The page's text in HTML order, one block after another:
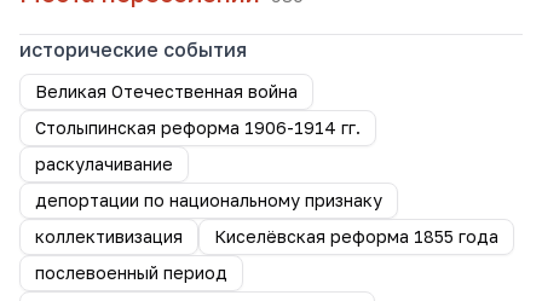
исторические события
Великая Отечественная война
Столыпинская реформа 1906-1914 гг.
раскулачивание
депортации по национальному признаку
коллективизация
Киселёвская реформа 1855 года
послевоенный период